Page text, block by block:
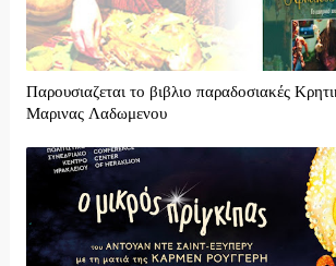
Παρουσιαζεται το βιβλιο παραδοσιακές
Μαρινας Λαδωμενου